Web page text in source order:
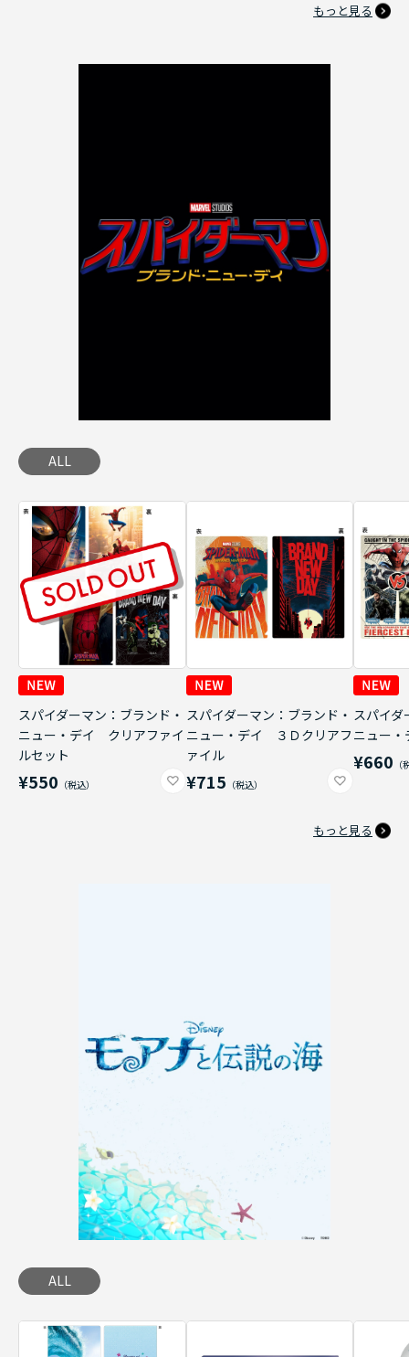
もっと見る
ALL
スパイダーマン：ブランド・
ニュー・デイ クリアファイ
ルセット
¥550
スパイダーマン：ブランド・
ニュー・デイ ３Ｄクリアフ
ァイル
¥715
スパイダ
ニュー
¥660
もっと見る
ALL